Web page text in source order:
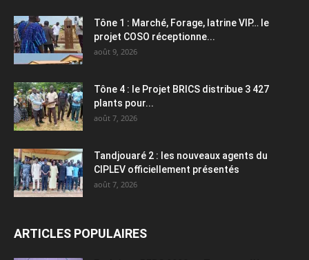
Tône 1 : Marché, Forage, latrine VIP… le
projet COSO réceptionne...
août 9, 2026
Tône 4 : le Projet BRICS distribue 3 427
plants pour...
août 7, 2026
Tandjouaré 2 : les nouveaux agents du
CIPLEV officiellement présentés
août 7, 2026
ARTICLES POPULAIRES